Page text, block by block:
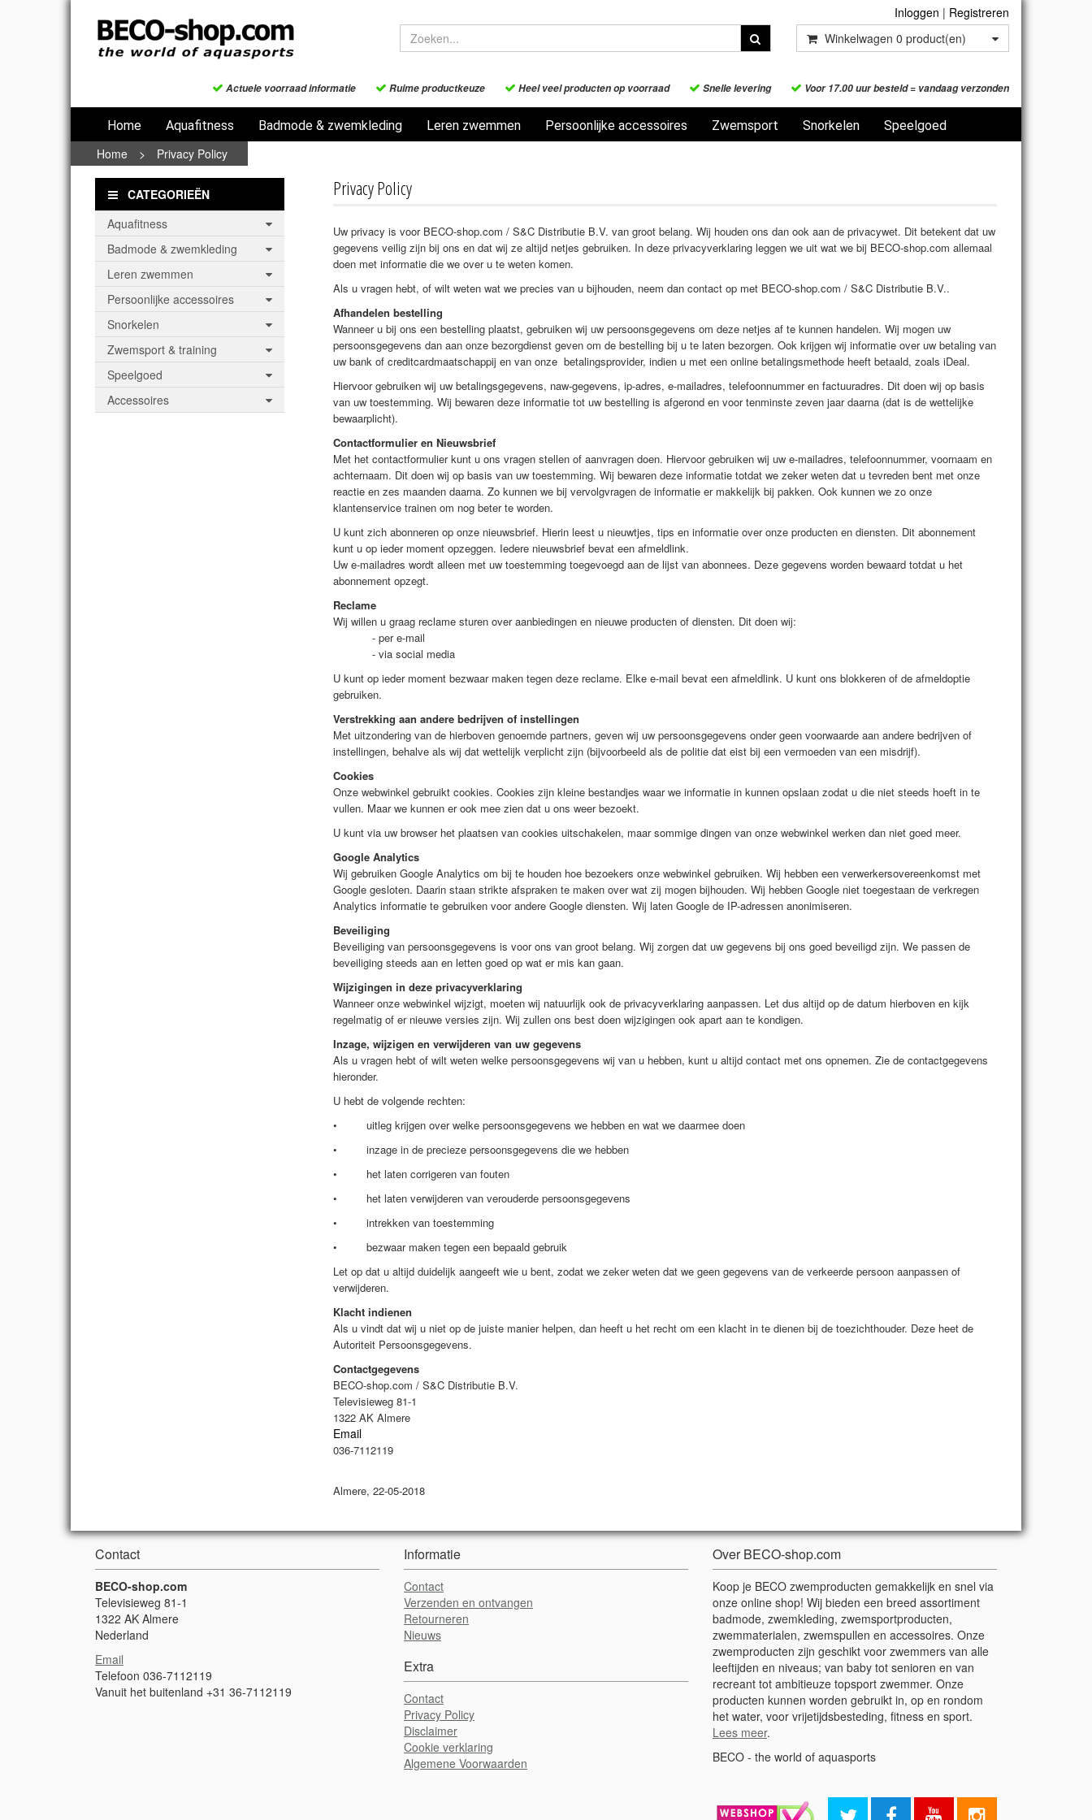
Inloggen | Registreren
Winkelwagen 0 product(en)
Actuele voorraad informatie Ruime productkeuze Heel veel producten op voorraad Snelle levering Voor 17.00 uur besteld = vandaag verzonden
Home Aquafitness Badmode & zwemkleding Leren zwemmen Persoonlijke accessoires Zwemsport Snorkelen Speelgoed
Home > Privacy Policy
CATEGORIEËN
Aquafitness
Badmode & zwemkleding
Leren zwemmen
Persoonlijke accessoires
Snorkelen
Zwemsport & training
Speelgoed
Accessoires
Privacy Policy
Uw privacy is voor BECO-shop.com / S&C Distributie B.V. van groot belang. Wij houden ons dan ook aan de privacywet. Dit betekent dat uw
gegevens veilig zijn bij ons en dat wij ze altijd netjes gebruiken. In deze privacyverklaring leggen we uit wat we bij BECO-shop.com allemaal
doen met informatie die we over u te weten komen.
Als u vragen hebt, of wilt weten wat we precies van u bijhouden, neem dan contact op met BECO-shop.com / S&C Distributie B.V..
Afhandelen bestelling
Wanneer u bij ons een bestelling plaatst, gebruiken wij uw persoonsgegevens om deze netjes af te kunnen handelen. Wij mogen uw
persoonsgegevens dan aan onze bezorgdienst geven om de bestelling bij u te laten bezorgen. Ook krijgen wij informatie over uw betaling van
uw bank of creditcardmaatschappij en van onze betalingsprovider, indien u met een online betalingsmethode heeft betaald, zoals iDeal.
Hiervoor gebruiken wij uw betalingsgegevens, naw-gegevens, ip-adres, e-mailadres, telefoonnummer en factuuradres. Dit doen wij op basis
van uw toestemming. Wij bewaren deze informatie tot uw bestelling is afgerond en voor tenminste zeven jaar daarna (dat is de wettelijke
bewaarplicht).
Contactformulier en Nieuwsbrief
Met het contactformulier kunt u ons vragen stellen of aanvragen doen. Hiervoor gebruiken wij uw e-mailadres, telefoonnummer, voornaam en
achternaam. Dit doen wij op basis van uw toestemming. Wij bewaren deze informatie totdat we zeker weten dat u tevreden bent met onze
reactie en zes maanden daarna. Zo kunnen we bij vervolgvragen de informatie er makkelijk bij pakken. Ook kunnen we zo onze
klantenservice trainen om nog beter te worden.
U kunt zich abonneren op onze nieuwsbrief. Hierin leest u nieuwtjes, tips en informatie over onze producten en diensten. Dit abonnement
kunt u op ieder moment opzeggen. Iedere nieuwsbrief bevat een afmeldlink.
Uw e-mailadres wordt alleen met uw toestemming toegevoegd aan de lijst van abonnees. Deze gegevens worden bewaard totdat u het
abonnement opzegt.
Reclame
Wij willen u graag reclame sturen over aanbiedingen en nieuwe producten of diensten. Dit doen wij:
- per e-mail
- via social media
U kunt op ieder moment bezwaar maken tegen deze reclame. Elke e-mail bevat een afmeldlink. U kunt ons blokkeren of de afmeldoptie
gebruiken.
Verstrekking aan andere bedrijven of instellingen
Met uitzondering van de hierboven genoemde partners, geven wij uw persoonsgegevens onder geen voorwaarde aan andere bedrijven of
instellingen, behalve als wij dat wettelijk verplicht zijn (bijvoorbeeld als de politie dat eist bij een vermoeden van een misdrijf).
Cookies
Onze webwinkel gebruikt cookies. Cookies zijn kleine bestandjes waar we informatie in kunnen opslaan zodat u die niet steeds hoeft in te
vullen. Maar we kunnen er ook mee zien dat u ons weer bezoekt.
U kunt via uw browser het plaatsen van cookies uitschakelen, maar sommige dingen van onze webwinkel werken dan niet goed meer.
Google Analytics
Wij gebruiken Google Analytics om bij te houden hoe bezoekers onze webwinkel gebruiken. Wij hebben een verwerkersovereenkomst met
Google gesloten. Daarin staan strikte afspraken te maken over wat zij mogen bijhouden. Wij hebben Google niet toegestaan de verkregen
Analytics informatie te gebruiken voor andere Google diensten. Wij laten Google de IP-adressen anonimiseren.
Beveiliging
Beveiliging van persoonsgegevens is voor ons van groot belang. Wij zorgen dat uw gegevens bij ons goed beveiligd zijn. We passen de
beveiliging steeds aan en letten goed op wat er mis kan gaan.
Wijzigingen in deze privacyverklaring
Wanneer onze webwinkel wijzigt, moeten wij natuurlijk ook de privacyverklaring aanpassen. Let dus altijd op de datum hierboven en kijk
regelmatig of er nieuwe versies zijn. Wij zullen ons best doen wijzigingen ook apart aan te kondigen.
Inzage, wijzigen en verwijderen van uw gegevens
Als u vragen hebt of wilt weten welke persoonsgegevens wij van u hebben, kunt u altijd contact met ons opnemen. Zie de contactgegevens
hieronder.
U hebt de volgende rechten:
• uitleg krijgen over welke persoonsgegevens we hebben en wat we daarmee doen
• inzage in de precieze persoonsgegevens die we hebben
• het laten corrigeren van fouten
• het laten verwijderen van verouderde persoonsgegevens
• intrekken van toestemming
• bezwaar maken tegen een bepaald gebruik
Let op dat u altijd duidelijk aangeeft wie u bent, zodat we zeker weten dat we geen gegevens van de verkeerde persoon aanpassen of
verwijderen.
Klacht indienen
Als u vindt dat wij u niet op de juiste manier helpen, dan heeft u het recht om een klacht in te dienen bij de toezichthouder. Deze heet de
Autoriteit Persoonsgegevens.
Contactgegevens
BECO-shop.com / S&C Distributie B.V.
Televisieweg 81-1
1322 AK Almere
Email
036-7112119
Almere, 22-05-2018
Contact
BECO-shop.com
Televisieweg 81-1
1322 AK Almere
Nederland
Email
Telefoon 036-7112119
Vanuit het buitenland +31 36-7112119
Informatie
Contact
Verzenden en ontvangen
Retourneren
Nieuws
Extra
Contact
Privacy Policy
Disclaimer
Cookie verklaring
Algemene Voorwaarden
Over BECO-shop.com
Koop je BECO zwemproducten gemakkelijk en snel via
onze online shop! Wij bieden een breed assortiment
badmode, zwemkleding, zwemsportproducten,
zwemmaterialen, zwemspullen en accessoires. Onze
zwemproducten zijn geschikt voor zwemmers van alle
leeftijden en niveaus; van baby tot senioren en van
recreant tot ambitieuze topsport zwemmer. Onze
producten kunnen worden gebruikt in, op en rondom
het water, voor vrijetijdsbesteding, fitness en sport.
Lees meer.
BECO - the world of aquasports